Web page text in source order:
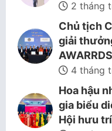
2 tháng
Chủ tịch
giải
4 tháng
Hoa hậu
gia biểu
Hội hưu